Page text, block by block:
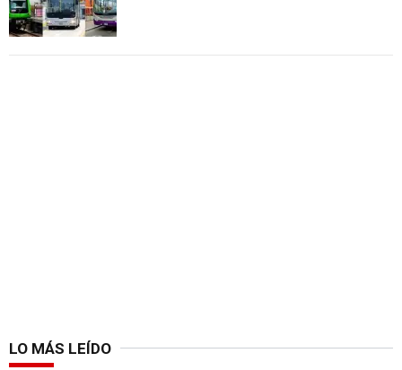
LO MÁS LEÍDO